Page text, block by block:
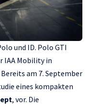
und ID. Polo GTI
IAA Mobility in
am 7. September
eines kompakten
, vor. Die